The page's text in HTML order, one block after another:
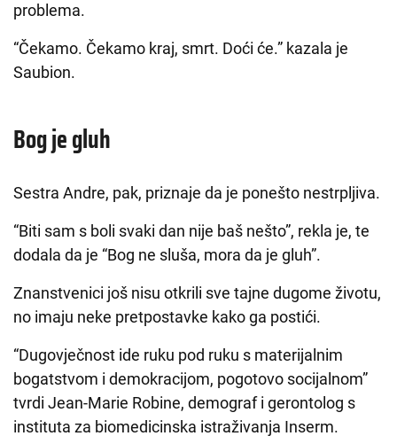
problema.
“Čekamo. Čekamo kraj, smrt. Doći će.” kazala je
Saubion.
Bog je gluh
Sestra Andre, pak, priznaje da je ponešto nestrpljiva.
“Biti sam s boli svaki dan nije baš nešto”, rekla je, te
dodala da je “Bog ne sluša, mora da je gluh”.
Znanstvenici još nisu otkrili sve tajne dugome životu,
no imaju neke pretpostavke kako ga postići.
“Dugovječnost ide ruku pod ruku s materijalnim
bogatstvom i demokracijom, pogotovo socijalnom”
tvrdi Jean-Marie Robine, demograf i gerontolog s
instituta za biomedicinska istraživanja Inserm.